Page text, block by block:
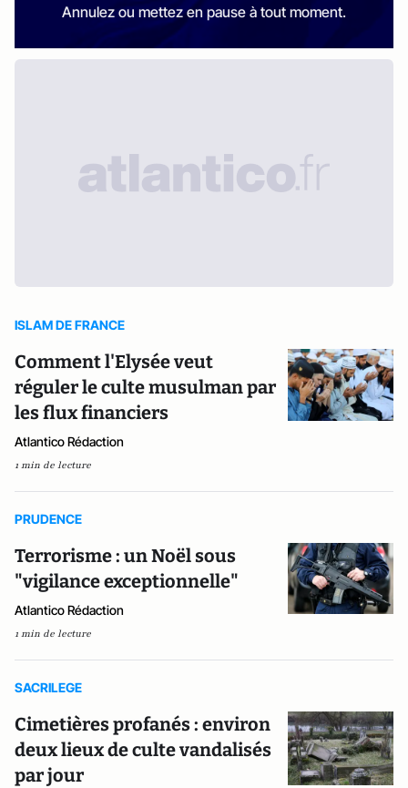
Annulez ou mettez en pause à tout moment.
ISLAM DE FRANCE
Comment l'Elysée veut
réguler le culte musulman par
les flux financiers
Atlantico Rédaction
1 min de lecture
PRUDENCE
Terrorisme : un Noël sous
"vigilance exceptionnelle"
Atlantico Rédaction
1 min de lecture
SACRILEGE
Cimetières profanés : environ
deux lieux de culte vandalisés
par jour